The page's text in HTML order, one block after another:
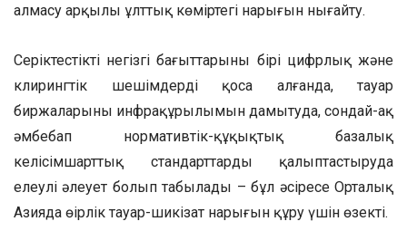
алмасу арқылы ұлттық көміртегі нарығын нығайту.
Серіктестіктің негізгі бағыттарының бірі цифрлық және
клирингтік шешімдерді қоса алғанда, тауар
биржаларының инфрақұрылымын дамытуда, сондай-ақ
әмбебап нормативтік-құқықтық базалық
келісімшарттық стандарттарды қалыптастыруда
елеулі әлеует болып табылады – бұл әсіресе Орталық
Азияда өңірлік тауар-шикізат нарығын құру үшін өзекті.